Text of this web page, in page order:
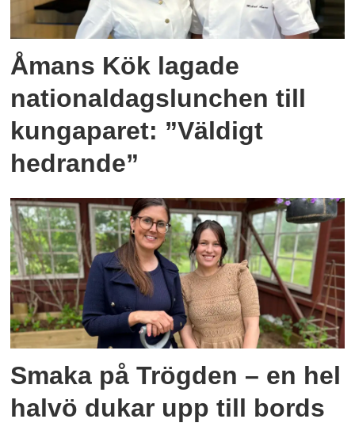
Åmans Kök lagade
nationaldagslunchen till
kungaparet: ”Väldigt
hedrande”
Smaka på Trögden – en hel
halvö dukar upp till bords